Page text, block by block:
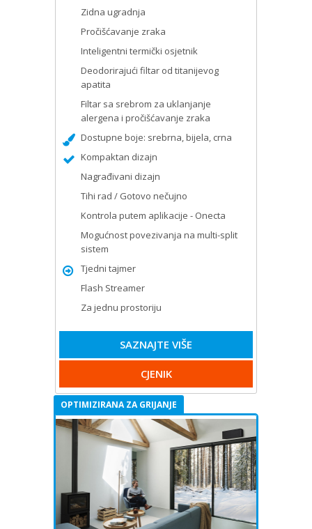
Zidna ugradnja
Pročišćavanje zraka
Inteligentni termički osjetnik
Deodorirajući filtar od titanijevog
apatita
Filtar sa srebrom za uklanjanje
alergena i pročišćavanje zraka
Dostupne boje: srebrna, bijela, crna
Kompaktan dizajn
Nagrađivani dizajn
Tihi rad / Gotovo nečujno
Kontrola putem aplikacije - Onecta
Mogućnost povezivanja na multi-split
sistem
Tjedni tajmer
Flash Streamer
Za jednu prostoriju
SAZNAJTE VIŠE
CJENIK
OPTIMIZIRANA ZA GRIJANJE